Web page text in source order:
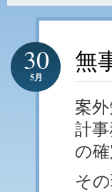
無
30
5月
案
計
の
そ